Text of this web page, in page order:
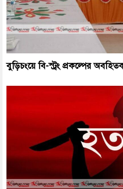
বুড়িচংয়ে বি-স্ট্রং প্রকল্পের